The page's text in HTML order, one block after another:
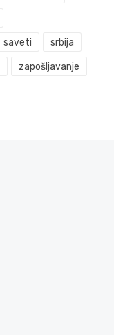
saveti srbija
zapošljavanje